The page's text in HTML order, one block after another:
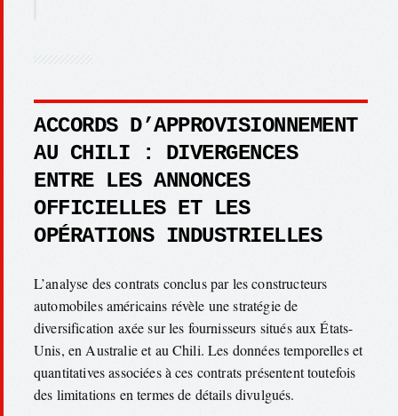
ACCORDS D’APPROVISIONNEMENT
AU CHILI : DIVERGENCES
ENTRE LES ANNONCES
OFFICIELLES ET LES
OPÉRATIONS INDUSTRIELLES
L’analyse des contrats conclus par les constructeurs
automobiles américains révèle une stratégie de
diversification axée sur les fournisseurs situés aux États-
Unis, en Australie et au Chili. Les données temporelles et
quantitatives associées à ces contrats présentent toutefois
des limitations en termes de détails divulgués.